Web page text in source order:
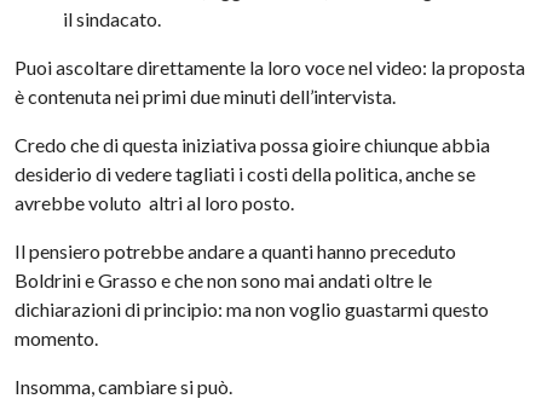
il sindacato.
Puoi ascoltare direttamente la loro voce nel video: la proposta
è contenuta nei primi due minuti dell’intervista.
Credo che di questa iniziativa possa gioire chiunque abbia
desiderio di vedere tagliati i costi della politica, anche se
avrebbe voluto altri al loro posto.
Il pensiero potrebbe andare a quanti hanno preceduto
Boldrini e Grasso e che non sono mai andati oltre le
dichiarazioni di principio: ma non voglio guastarmi questo
momento.
Insomma, cambiare si può.